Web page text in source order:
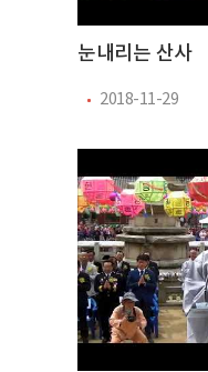
눈내리는 산사
2018-11-29